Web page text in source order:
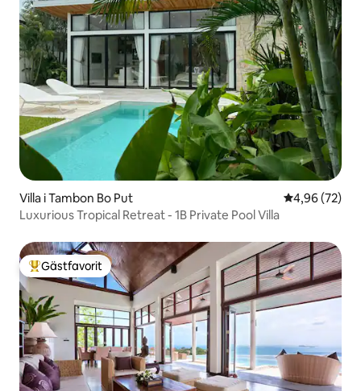
Villa i Tambon Bo Put 4,96 av 5 i
4,96 (72)
Luxurious Tropical Retreat - 1B Private Pool Villa
Populär gästfavorit
Gästfavorit